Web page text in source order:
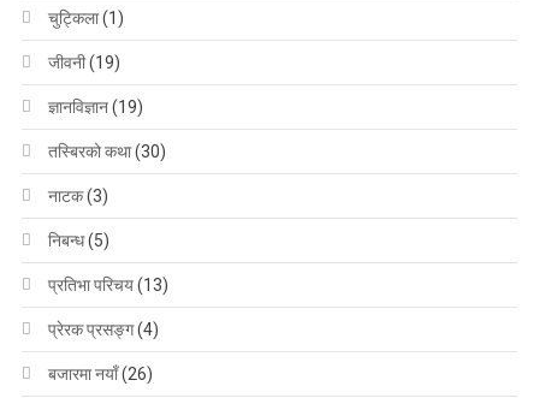
चुट्किला(1)
जीवनी(19)
ज्ञानविज्ञान(19)
तस्बिरको कथा(30)
नाटक(3)
निबन्ध(5)
प्रतिभा परिचय(13)
प्रेरक प्रसङ्ग(4)
बजारमा नयाँ(26)